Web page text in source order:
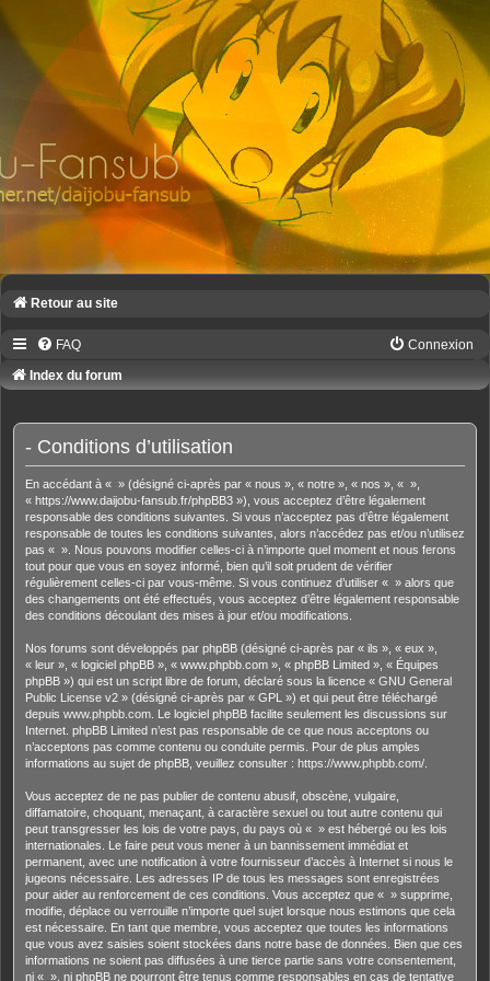
Retour au site
FAQ
Connexion
Index du forum
- Conditions d’utilisation
En accédant à « » (désigné ci-après par « nous », « notre », « nos », « »,
« https://www.daijobu-fansub.fr/phpBB3 »), vous acceptez d’être légalement
responsable des conditions suivantes. Si vous n’acceptez pas d’être légalement
responsable de toutes les conditions suivantes, alors n’accédez pas et/ou n’utilisez
pas « ». Nous pouvons modifier celles-ci à n’importe quel moment et nous ferons
tout pour que vous en soyez informé, bien qu’il soit prudent de vérifier
régulièrement celles-ci par vous-même. Si vous continuez d’utiliser « » alors que
des changements ont été effectués, vous acceptez d’être légalement responsable
des conditions découlant des mises à jour et/ou modifications.
Nos forums sont développés par phpBB (désigné ci-après par « ils », « eux »,
« leur », « logiciel phpBB », « www.phpbb.com », « phpBB Limited », « Équipes
phpBB ») qui est un script libre de forum, déclaré sous la licence « GNU General
Public License v2 » (désigné ci-après par « GPL ») et qui peut être téléchargé
depuis www.phpbb.com . Le logiciel phpBB facilite seulement les discussions sur
Internet. phpBB Limited n’est pas responsable de ce que nous acceptons ou
n’acceptons pas comme contenu ou conduite permis. Pour de plus amples
informations au sujet de phpBB, veuillez consulter : https://www.phpbb.com/
Vous acceptez de ne pas publier de contenu abusif, obscène, vulgaire,
diffamatoire, choquant, menaçant, à caractère sexuel ou tout autre contenu qui
peut transgresser les lois de votre pays, du pays où « » est hébergé ou les lois
internationales. Le faire peut vous mener à un bannissement immédiat et
permanent, avec une notification à votre fournisseur d’accès à Internet si nous le
jugeons nécessaire. Les adresses IP de tous les messages sont enregistrées
pour aider au renforcement de ces conditions. Vous acceptez que « » supprime,
modifie, déplace ou verrouille n’importe quel sujet lorsque nous estimons que cela
est nécessaire. En tant que membre, vous acceptez que toutes les informations
que vous avez saisies soient stockées dans notre base de données. Bien que ces
informations ne soient pas diffusées à une tierce partie sans votre consentement,
ni « », ni phpBB ne pourront être tenus comme responsables en cas de tentative